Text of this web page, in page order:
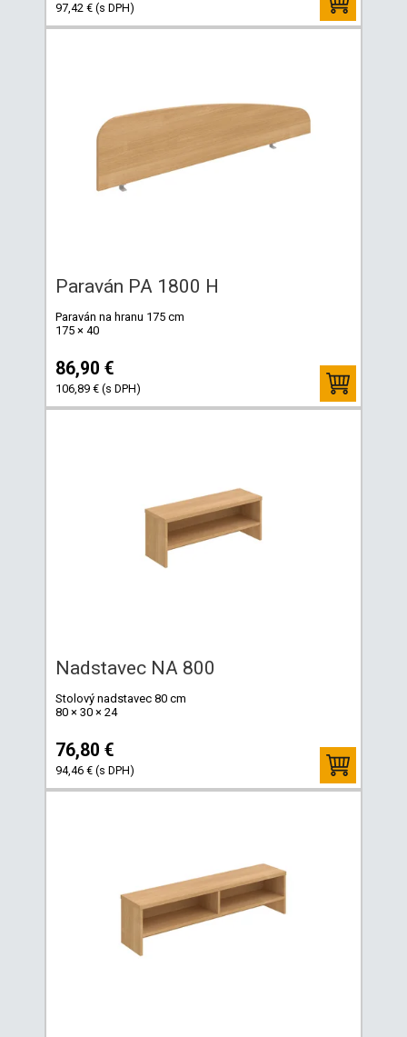
97,42 € (s DPH)
Paraván PA 1800 H
Paraván na hranu 175 cm
175 × 40
86,90 €
106,89 € (s DPH)
Nadstavec NA 800
Stolový nadstavec 80 cm
80 × 30 × 24
76,80 €
94,46 € (s DPH)